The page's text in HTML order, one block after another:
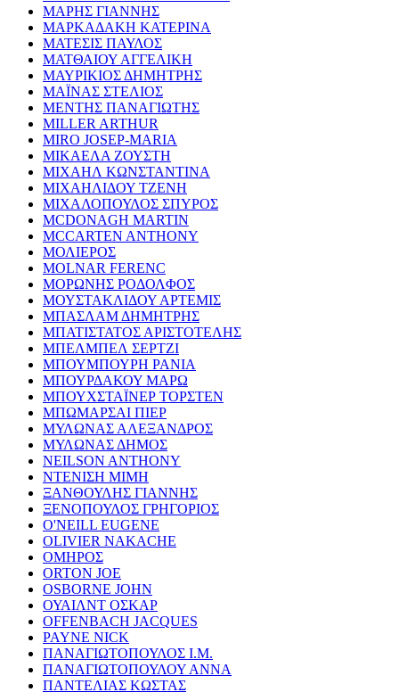
ΜΑΡΗΣ ΓΙΑΝΝΗΣ
ΜΑΡΚΑΔΑΚΗ ΚΑΤΕΡΙΝΑ
ΜΑΤΕΣΙΣ ΠΑΥΛΟΣ
ΜΑΤΘΑΙΟΥ ΑΓΓΕΛΙΚΗ
ΜΑΥΡΙΚΙΟΣ ΔΗΜΗΤΡΗΣ
ΜΑΪΝΑΣ ΣΤΕΛΙΟΣ
ΜΕΝΤΗΣ ΠΑΝΑΓΙΩΤΗΣ
MILLER ARTHUR
MIRO JOSEP-MARIA
ΜΙΚΑΕΛΑ ΖΟΥΣΤΗ
ΜΙΧΑΗΛ ΚΩΝΣΤΑΝΤΙΝΑ
ΜΙΧΑΗΛΙΔΟΥ ΤΖΕΝΗ
ΜΙΧΑΛΟΠΟΥΛΟΣ ΣΠΥΡΟΣ
MCDONAGH MARTIN
MCCARTEN ANTHONY
ΜΟΛΙΕΡΟΣ
MOLNAR FERENC
ΜΟΡΩΝΗΣ ΡΟΔΟΛΦΟΣ
ΜΟΥΣΤΑΚΛΙΔΟΥ ΑΡΤΕΜΙΣ
ΜΠΑΣΛΑΜ ΔΗΜΗΤΡΗΣ
ΜΠΑΤΙΣΤΑΤΟΣ ΑΡΙΣΤΟΤΕΛΗΣ
ΜΠΕΛΜΠΕΛ ΣΕΡΤΖΙ
ΜΠΟΥΜΠΟΥΡΗ ΡΑΝΙΑ
ΜΠΟΥΡΔΑΚΟΥ ΜΑΡΩ
ΜΠΟΥΧΣΤΑΪΝΕΡ ΤΟΡΣΤΕΝ
ΜΠΩΜΑΡΣΑΙ ΠΙΕΡ
ΜΥΛΩΝΑΣ ΑΛΕΞΑΝΔΡΟΣ
ΜΥΛΩΝΑΣ ΔΗΜΟΣ
NEILSON ANTHONY
ΝΤΕΝΙΣΗ ΜΙΜΗ
ΞΑΝΘΟΥΛΗΣ ΓΙΑΝΝΗΣ
ΞΕΝΟΠΟΥΛΟΣ ΓΡΗΓΟΡΙΟΣ
O'NEILL EUGENE
OLIVIER NAKACHE
ΟΜΗΡΟΣ
ORTON JOE
OSBORNE JOHN
ΟΥΑΙΛΝΤ ΟΣΚΑΡ
OFFENBACH JACQUES
PAYNE NICK
ΠΑΝΑΓΙΩΤΟΠΟΥΛΟΣ Ι.Μ.
ΠΑΝΑΓΙΩΤΟΠΟΥΛΟΥ ΑΝΝΑ
ΠΑΝΤΕΛΙΑΣ ΚΩΣΤΑΣ